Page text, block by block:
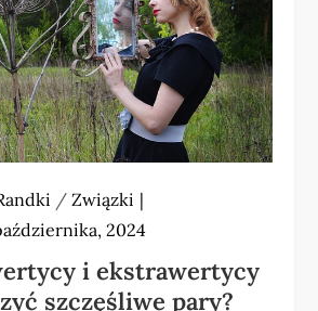
/Związki
2024
i ekstrawertycy
szczęśliwe pary?